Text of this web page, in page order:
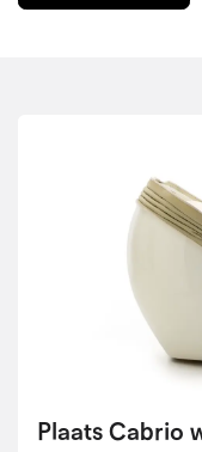
Plaats Cabrio